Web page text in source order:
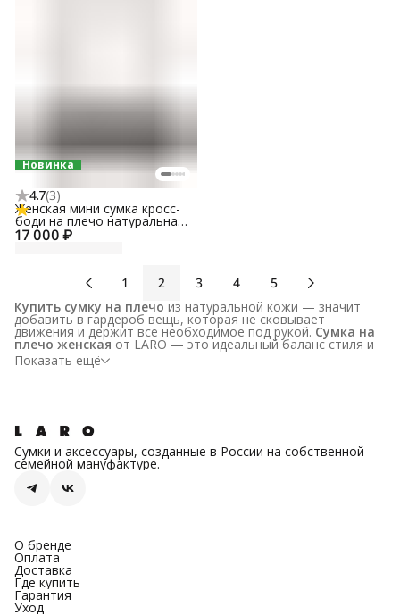
Новинка
4.7(3)
17 000 ₽
Женская мини сумка кросс-
боди на плечо натуральная
замша
1 2 3 4
5
Купить сумку на плечо из натуральной кожи — значит
добавить в гардероб вещь, которая не сковывает
движения и держит всё необходимое под рукой. Сумка на
плечо женская от LARO — это идеальный баланс стиля и
практичности.
любой образ и бюджет. При этом
на плечо недорого у российского производителя —
реально, потому что вы платите за кожу и работу, а не за
раскрученный лейбл.
Купить кожаную сумку на плечо
только мягче. Ремни регулируются по длине, чтобы сумка
сидела идеально.
Сумки на плечо женские недорого
качества — это про LARO. Выберите свою в каталоге.
Показать ещё
Сумки и аксессуары, созданные в России на собственной
семейной мануфактуре.
О бренде
Оплата
Доставка
Где купить
Гарантия
Уход